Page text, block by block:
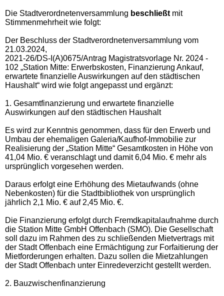
Die Stadtverordnetenversammlung beschließt mit
Stimmenmehrheit wie folgt:
Der Beschluss der Stadtverordnetenversammlung vom
21.03.2024,
2021-26/DS-I(A)0675/Antrag Magistratsvorlage Nr. 2024 -
102 „Station Mitte: Erwerbskosten, Finanzierung Ankauf,
erwartete finanzielle Auswirkungen auf den städtischen
Haushalt“ wird wie folgt angepasst und ergänzt:
1. Gesamtfinanzierung und erwartete finanzielle
Auswirkungen auf den städtischen Haushalt
Es wird zur Kenntnis genommen, dass für den Erwerb und
Umbau der ehemaligen Galeria/Kaufhof-Immobilie zur
Realisierung der „Station Mitte“ Gesamtkosten in Höhe von
41,04 Mio. € veranschlagt und damit 6,04 Mio. € mehr als
ursprünglich vorgesehen werden.
Daraus erfolgt eine Erhöhung des Mietaufwands (ohne
Nebenkosten) für die Stadtbibliothek von ursprünglich
jährlich 2,1 Mio. € auf 2,45 Mio. €.
Die Finanzierung erfolgt durch Fremdkapitalaufnahme durch
die Station Mitte GmbH Offenbach (SMO). Die Gesellschaft
soll dazu im Rahmen des zu schließenden Mietvertrags mit
der Stadt Offenbach eine Ermächtigung zur Forfaitierung der
Mietforderungen erhalten. Dazu sollen die Mietzahlungen
der Stadt Offenbach unter Einredeverzicht gestellt werden.
2. Bauzwischenfinanzierung